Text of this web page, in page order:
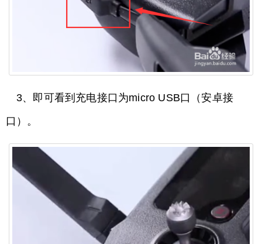
3、即可看到充电接口为micro USB口（安卓接
口）。